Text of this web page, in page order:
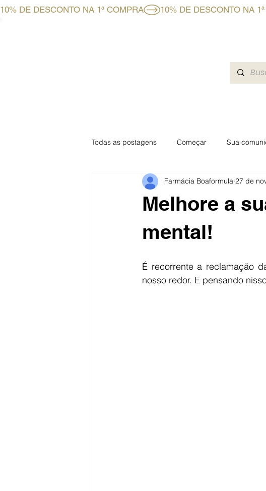
10% DE DESCONTO NA 1ª COMPRA
Todas as postagens Começar Sua
Especial Mensal Especial Farmacêuticas
Melhore a
mental!
Farmácia Boaformula 27 de
É recorrente a reclamação
nosso redor. E pensando